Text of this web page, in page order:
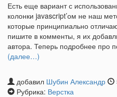
Есть еще вариант с
колонки javascript’ом не наш
которые принципиально
пишите в комменты, я их
автора. Теперь подробнее про
(далее…)
добавил Шубин Александр
Рубрика: Верстка